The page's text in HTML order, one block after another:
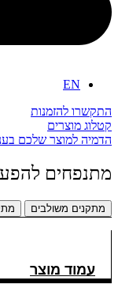
EN
התקשרו להזמנות
קטלוג מוצרים
הדמיה למוצר שלכם
מתנפחים
מתקנים משולבים
עמוד מוצר